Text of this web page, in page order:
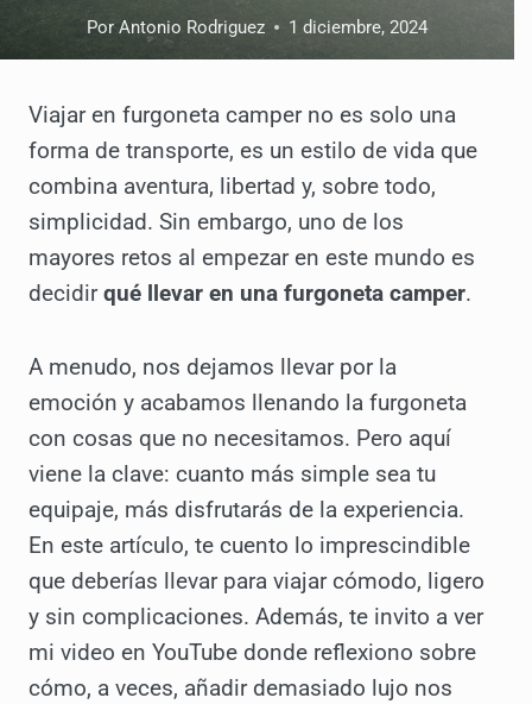
Por Antonio Rodriguez 1 diciembre, 2024
Viajar en furgoneta camper no es solo una
forma de transporte, es un estilo de vida que
combina aventura, libertad y, sobre todo,
simplicidad. Sin embargo, uno de los
mayores retos al empezar en este mundo es
decidirqué llevar en una furgoneta camper.
A menudo, nos dejamos llevar por la
emoción y acabamos llenando la furgoneta
con cosas que no necesitamos. Pero aquí
viene la clave: cuanto más simple sea tu
equipaje, más disfrutarás de la experiencia.
En este artículo, te cuento lo imprescindible
que deberías llevar para viajar cómodo, ligero
y sin complicaciones. Además, te invito a ver
mi video en YouTube donde reflexiono sobre
cómo, a veces, añadir demasiado lujo nos